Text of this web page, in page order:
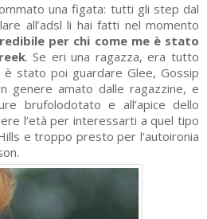
una figata: tutti gli step dal
all’adsl li hai fatti nel momento
per chi come me è stato
. Se eri una ragazza, era tutto
stato poi guardare Glee, Gossip
genere amato dalle ragazzine, e
brufolodotato e all’apice dello
l’età per interessarti a quel tipo
e troppo presto per l’autoironia